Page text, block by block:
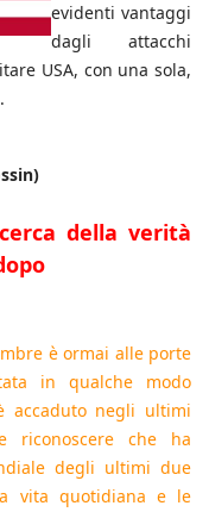
evidenti vantaggi
dagli attacchi
USA, con una sola,
della verità
è ormai alle porte
in qualche modo
accaduto negli ultimi
riconoscere che ha
degli ultimi due
vita quotidiana e le